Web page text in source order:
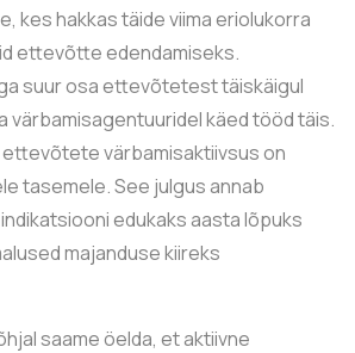
kes hakkas täide viima eriolukorra
ettevõtte edendamiseks.
suur osa ettevõtetest täiskäigul
värbamisagentuuridel käed tööd täis.
ettevõtete värbamisaktiivsus on
tasemele. See julgus annab
edukaks aasta lõpuks
majanduse kiireks
saame öelda, et aktiivne